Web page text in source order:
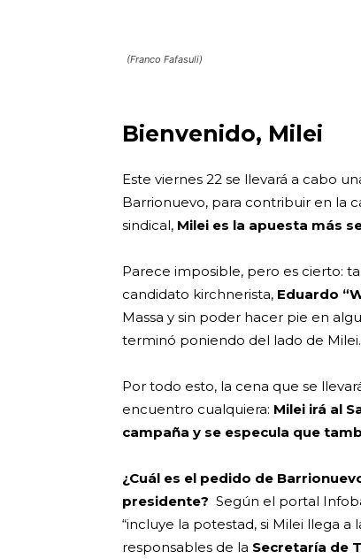
(Franco Fafasuli)
Bienvenido, Milei
Este viernes 22 se llevará a cabo
Barrionuevo, para contribuir en la
sindical, Milei es la apuesta más
Parece imposible, pero es cierto:
candidato kirchnerista, Eduardo
Massa y sin poder hacer pie en
terminó poniendo del lado de Milei.
Por todo esto, la cena que se
encuentro cualquiera: Milei irá al
campaña y se especula que
¿Cuál es el pedido de
presidente? Según el portal
“incluye la potestad, si Milei llega a
responsables de la Secretaría de